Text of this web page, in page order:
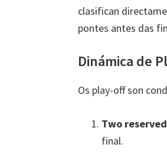
clasifican
pontes antes das
Dinámica de
Os play-off son
Two
final.